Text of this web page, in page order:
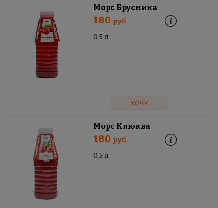
Морс Брусника
180 руб.
0.5 л
ХОЧУ
Морс Клюква
180 руб.
0.5 л